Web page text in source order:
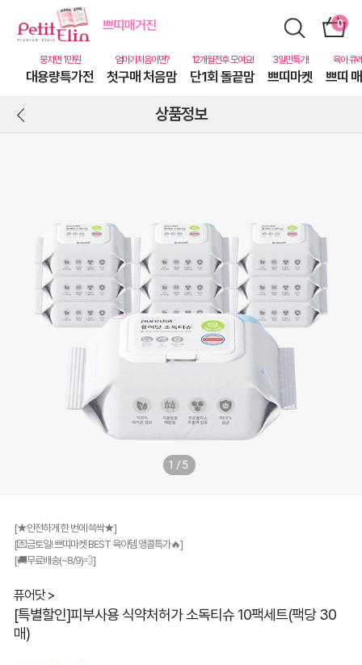
대용량특가전 첫구매 처음맘 단1회 돌끝맘 쁘띠마켓 쁘띠
상품정보
1/5
[★안전하게 한 번에 쓱싹★]
[💌금토일! 쁘띠마켓 BEST 육아템 앵콜특가🔥]
[🚚무료배송(~8/9)💨]
퓨어닷 >
[특별할인]피부사용 식약처허가 소독티슈 10팩세트(팩당 30
매)